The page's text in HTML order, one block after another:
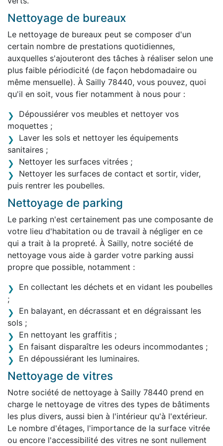
Nettoyage de bureaux
Le nettoyage de bureaux peut se composer d'un
certain nombre de prestations quotidiennes,
auxquelles s'ajouteront des tâches à réaliser selon une
plus faible périodicité (de façon hebdomadaire ou
même mensuelle). À Sailly 78440, vous pouvez, quoi
qu'il en soit, vous fier notamment à nous pour :
Dépoussiérer vos meubles et nettoyer vos
moquettes ;
Laver les sols et nettoyer les équipements
sanitaires ;
Nettoyer les surfaces vitrées ;
Nettoyer les surfaces de contact et sortir, vider,
puis rentrer les poubelles.
Nettoyage de parking
Le parking n'est certainement pas une composante de
votre lieu d'habitation ou de travail à négliger en ce
qui a trait à la propreté. À Sailly, notre société de
nettoyage vous aide à garder votre parking aussi
propre que possible, notamment :
En collectant les déchets et en vidant les poubelles
;
En balayant, en décrassant et en dégraissant les
sols ;
En nettoyant les graffitis ;
En faisant disparaître les odeurs incommodantes ;
En dépoussiérant les luminaires.
Nettoyage de vitres
Notre société de nettoyage à Sailly 78440 prend en
charge le nettoyage de vitres des types de bâtiments
les plus divers, aussi bien à l'intérieur qu'à l'extérieur.
Le nombre d'étages, l'importance de la surface vitrée
ou encore l'accessibilité des vitres ne sont nullement